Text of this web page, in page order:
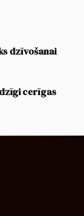
dzīvošanai
cerīgas